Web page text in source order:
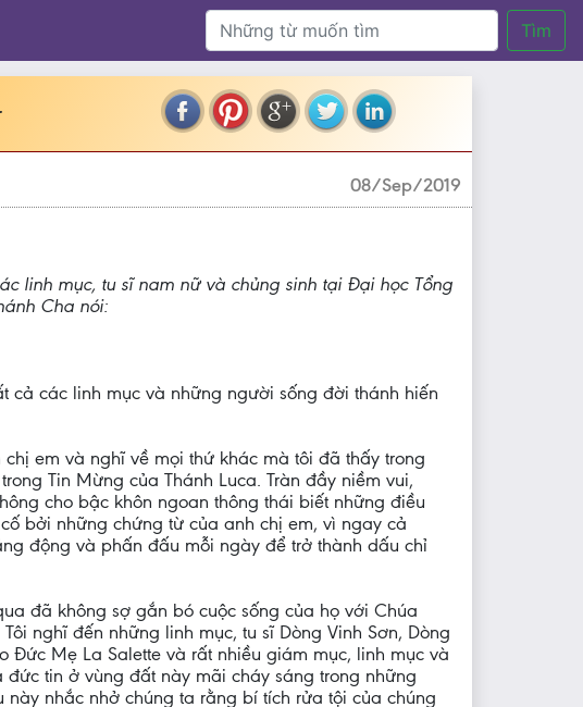
Tìm
08/Sep/2019
linh mục, tu sĩ nam nữ và chủng sinh tại Đại học Tổng
Cha nói:
cả các linh mục và những người sống đời thánh hiến
em và nghĩ về mọi thứ khác mà tôi đã thấy trong
Tin Mừng của Thánh Luca. Tràn đầy niềm vui,
cho bậc khôn ngoan thông thái biết những điều
bởi những chứng từ của anh chị em, vì ngay cả
động và phấn đấu mỗi ngày để trở thành dấu chỉ
đã không sợ gắn bó cuộc sống của họ với Chúa
nghĩ đến những linh mục, tu sĩ Dòng Vinh Sơn, Dòng
Đức Mẹ La Salette và rất nhiều giám mục, linh mục và
tin ở vùng đất này mãi cháy sáng trong những
nhắc nhở chúng ta rằng bí tích rửa tội của chúng